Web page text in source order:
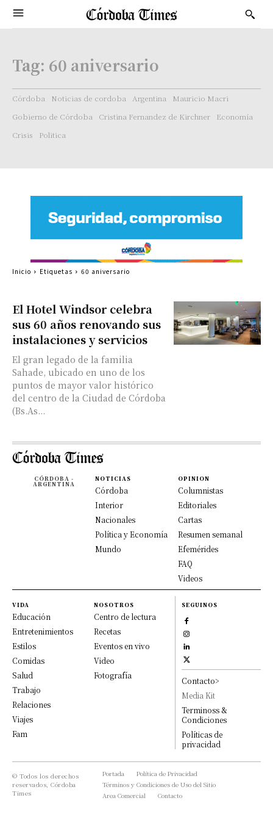
Tag: 60 aniversario
Córdoba Noticias de cordoba Argentina
Mauricio Macri
Gobierno de Córdoba
Cristina Fernandez de Kirchner
Economía
Crisis
Politica
El Hotel Windsor celebra
sus 60 años renovando sus
instalaciones y servicios
El gran legado de la familia
Sahade, ubicado en uno de los
puntos de mayor valor histórico
del centro de la Ciudad de Córdoba
(Bs.As...
Inicio Etiquetas 60 aniversario
CÓRDOBA -
ARGENTINA
NOTICIAS
Córdoba
Interior
Nacionales
Política y Economía
Mundo
OPINION
Columnistas
Editoriales
Cartas
Resumen semanal
Efemérides
FAQ
Videos
VIDA
Educación
Entretenimientos
Estilos
Comidas
Salud
Trabajo
Relaciones
Viajes
Fam
NOSOTROS
Centro de lectura
Recetas
Eventos en vivo
Video
Fotografía
SEGUINOS
Contacto>
Media Kit
Terminoss &
Condiciones
Políticas de
privacidad
© Todos los derechos
reservados, Córdoba
Times
Portada
Política de Privacidad
Términos y Condiciones de Uso del Sitio
Area Comercial
Contacto